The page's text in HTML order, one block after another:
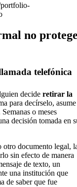
portfolio-
no
telefónica
decide retirar la
para decírselo, asume
o meses
decisión tomada en
otro documento legal,
sin efecto de manera
de texto, un
una institución que
de saber que fue